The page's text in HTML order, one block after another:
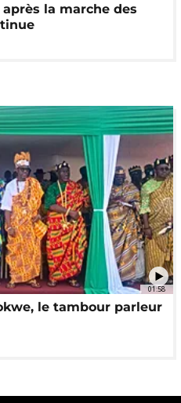
la marche des
01:58
le tambour parleur